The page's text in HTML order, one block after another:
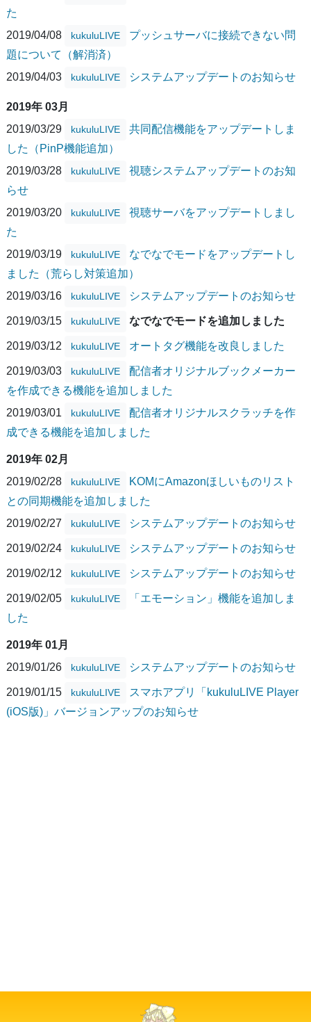
た
2019/04/08
kukuluLIVE
プッシュサーバに接続できない問
題について（解消済）
2019/04/03
kukuluLIVE システムアップデートのお知らせ
2019年 03月
2019/03/29
kukuluLIVE
共同配信機能をアップデートしま
した（PinP機能追加）
2019/03/28
kukuluLIVE
視聴システムアップデートのお知
らせ
2019/03/20
kukuluLIVE
視聴サーバをアップデートしまし
た
2019/03/19
kukuluLIVE
なでなでモードをアップデートし
ました（荒らし対策追加）
2019/03/16
kukuluLIVE システムアップデートのお知らせ
2019/03/15 kukuluLIVE なでなでモードを追加しました
2019/03/12 kukuluLIVE オートタグ機能を改良しました
2019/03/03 kukuluLIVE
配信者オリジナルブックメーカー
を作成できる機能を追加しました
2019/03/01
kukuluLIVE
配信者オリジナルスクラッチを作
成できる機能を追加しました
2019年 02月
2019/02/28
kukuluLIVE
KOMにAmazonほしいものリスト
との同期機能を追加しました
2019/02/27
kukuluLIVE システムアップデートのお知らせ
2019/02/24 kukuluLIVE システムアップデートのお知らせ
2019/02/12 kukuluLIVE システムアップデートのお知らせ
2019/02/05 kukuluLIVE
「エモーション」機能を追加しま
した
2019年 01月
2019/01/26
kukuluLIVE システムアップデートのお知らせ
2019/01/15 kukuluLIVE
スマホアプリ「kukuluLIVE Player
(iOS版)」バージョンアップのお知らせ